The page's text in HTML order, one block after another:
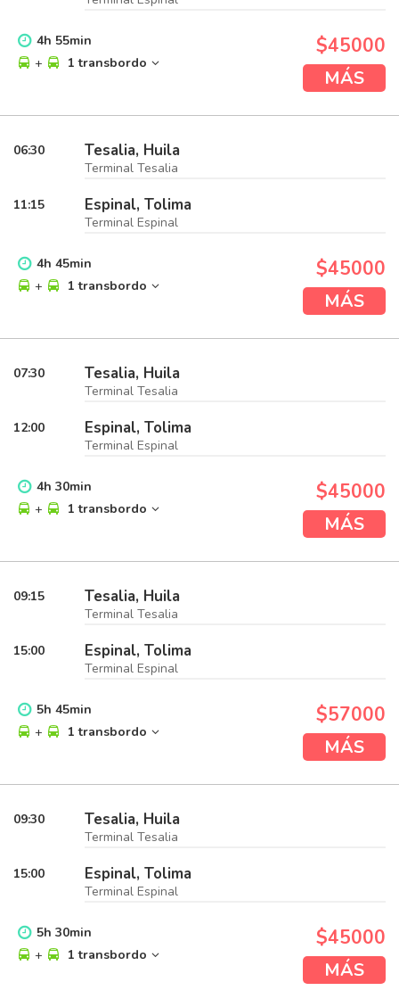
4h 55min
+
1 transbordo
$45000
MÁS
06:30 Tesalia, Huila
Terminal Tesalia
11:15 Espinal, Tolima
Terminal Espinal
4h 45min
+
1 transbordo
$45000
MÁS
07:30 Tesalia, Huila
Terminal Tesalia
12:00 Espinal, Tolima
Terminal Espinal
4h 30min
+
1 transbordo
$45000
MÁS
09:15 Tesalia, Huila
Terminal Tesalia
15:00 Espinal, Tolima
Terminal Espinal
5h 45min
+
1 transbordo
$57000
MÁS
09:30 Tesalia, Huila
Terminal Tesalia
15:00 Espinal, Tolima
Terminal Espinal
5h 30min
+
1 transbordo
$45000
MÁS